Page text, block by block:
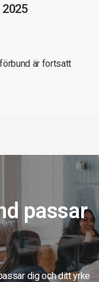
är fortsatt
passar
dig och ditt yrke